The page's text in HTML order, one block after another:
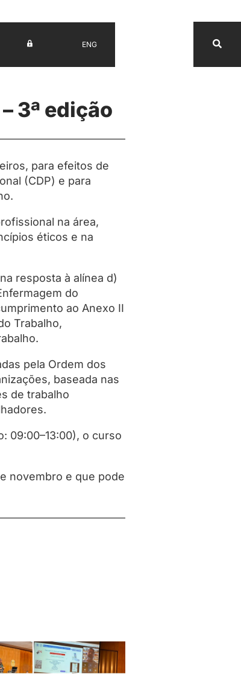
UV ENG
3ª edição
para efeitos de
(CDP) e para
na área,
éticos e na
resposta à alínea d)
do
ao Anexo II
Trabalho,
pela Ordem dos
baseada nas
de trabalho
09:00–13:00), o curso
novembro e que pode